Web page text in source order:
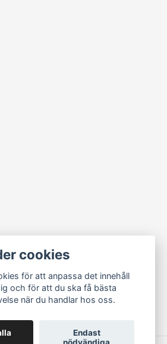
cookies
för att anpassa det innehåll
och för att du ska få bästa
när du handlar hos oss.
Endast